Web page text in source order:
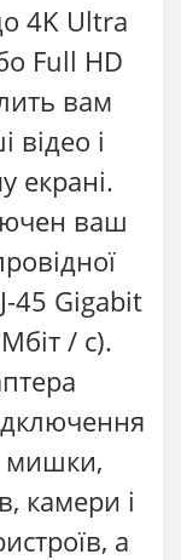
4K Ultra
Full HD
вам
і
екрані.
ваш
45 Gigabit
/ с).
мишки,
камери і
а